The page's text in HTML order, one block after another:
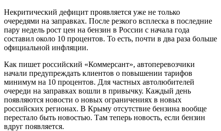
Некритический дефицит проявляется уже не только
очередями на заправках. После резкого всплеска в последние
пару недель рост цен на бензин в России с начала года
составил около 10 процентов. То есть, почти в два раза больше
официальной инфляции.
Как пишет российский «Коммерсант», автоперевозчики
начали предупреждать клиентов о повышении тарифов
минимум на 10 процентов. Для частных автолюбителей
очереди на заправках вошли в привычку. Каждый день
появляются новости о новых ограничениях в новых
российских регионах. В Крыму отсутствие бензина вообще
перестало быть новостью. Там теперь новость, если бензин
вдруг появляется.